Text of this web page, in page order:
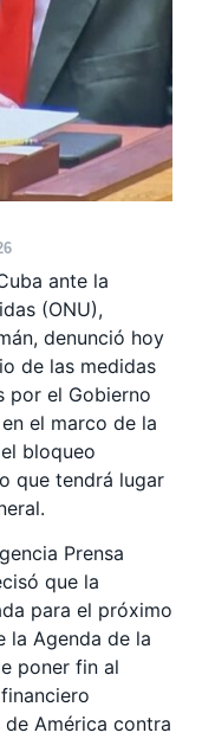
ante la
(ONU),
denunció hoy
de las medidas
por el Gobierno
el marco de la
bloqueo
que tendrá lugar
Prensa
que la
para el próximo
la Agenda de la
poner fin al
América contra